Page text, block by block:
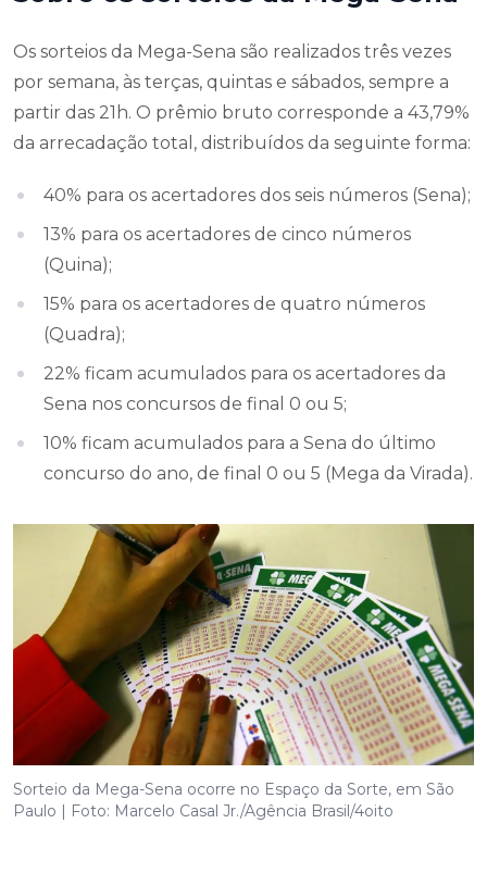
Os sorteios da Mega-Sena são realizados três vezes
por semana, às terças, quintas e sábados, sempre a
partir das 21h. O prêmio bruto corresponde a 43,79%
da arrecadação total, distribuídos da seguinte forma:
40% para os acertadores dos seis números (Sena);
13% para os acertadores de cinco números
(Quina);
15% para os acertadores de quatro números
(Quadra);
22% ficam acumulados para os acertadores da
Sena nos concursos de final 0 ou 5;
10% ficam acumulados para a Sena do último
concurso do ano, de final 0 ou 5 (Mega da Virada).
Sorteio da Mega-Sena ocorre no Espaço da Sorte, em São
Paulo | Foto: Marcelo Casal Jr./Agência Brasil/4oito